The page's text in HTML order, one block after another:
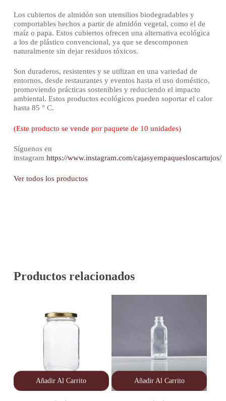
Los cubiertos de almidón son utensilios biodegradables y
comportables hechos a partir de almidón vegetal, como el de
maíz o papa. Estos cubiertos ofrecen una alternativa ecológica
a los de plástico convencional, ya que se descomponen
naturalmente sin dejar residuos tóxicos.
Son duraderos, resistentes y se utilizan en una variedad de
entornos, desde restaurantes y eventos hasta el uso doméstico,
promoviendo prácticas sostenibles y reduciendo el impacto
ambiental. Estos productos ecológicos pueden soportar el calor
hasta 85 ° C.
(Este producto se vende por paquete de 10 unidades)
Síguenos en
instagram https://www.instagram.com/cajasyempaquesloscartujos/
Ver todos los productos
Productos relacionados
Añadir Al Carrito Añadir Al Carrito